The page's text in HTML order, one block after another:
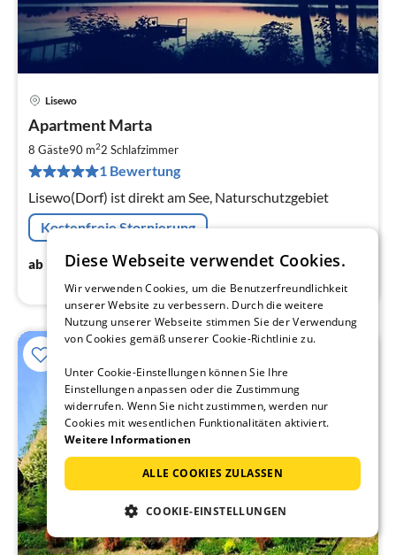
Lisewo
Apartment Marta
8 Gäste90 m22 Schlafzimmer
1 Bewertung
Lisewo(Dorf) ist direkt am See, Naturschutzgebiet
Kostenfreie Stornierung
ab 97€ / Nacht
Diese Webseite verwendet Cookies.
Wir verwenden Cookies, um die Benutzerfreundlichkeit
unserer Website zu verbessern. Durch die weitere
Nutzung unserer Webseite stimmen Sie der Verwendung
von Cookies gemäß unserer Cookie-Richtlinie zu.
Unter Cookie-Einstellungen können Sie Ihre
Einstellungen anpassen oder die Zustimmung
widerrufen. Wenn Sie nicht zustimmen, werden nur
Cookies mit wesentlichen Funktionalitäten aktiviert.
Weitere Informationen
ALLE COOKIES ZULASSEN
COOKIE-EINSTELLUNGEN